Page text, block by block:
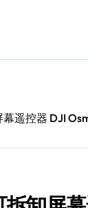
遥控器 DJI